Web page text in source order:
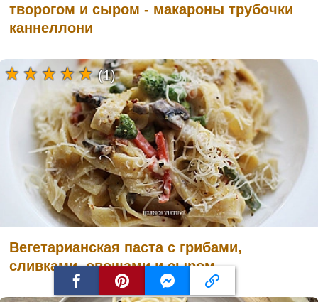
творогом и сыром - макароны трубочки
каннеллони
Вегетарианская паста с грибами,
сливками, овощами и сыром
(1)